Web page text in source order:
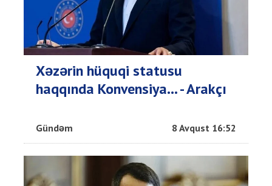
Xəzərin hüquqi statusu
haqqında Konvensiya... - Arakçı
Gündəm 8 Avqust 16:52